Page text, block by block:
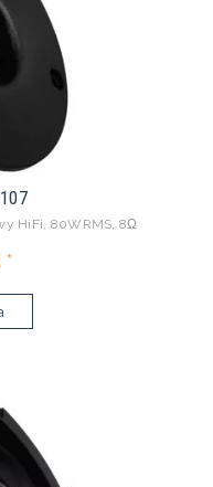
HiFi, 80WRMS, 8Ω
*